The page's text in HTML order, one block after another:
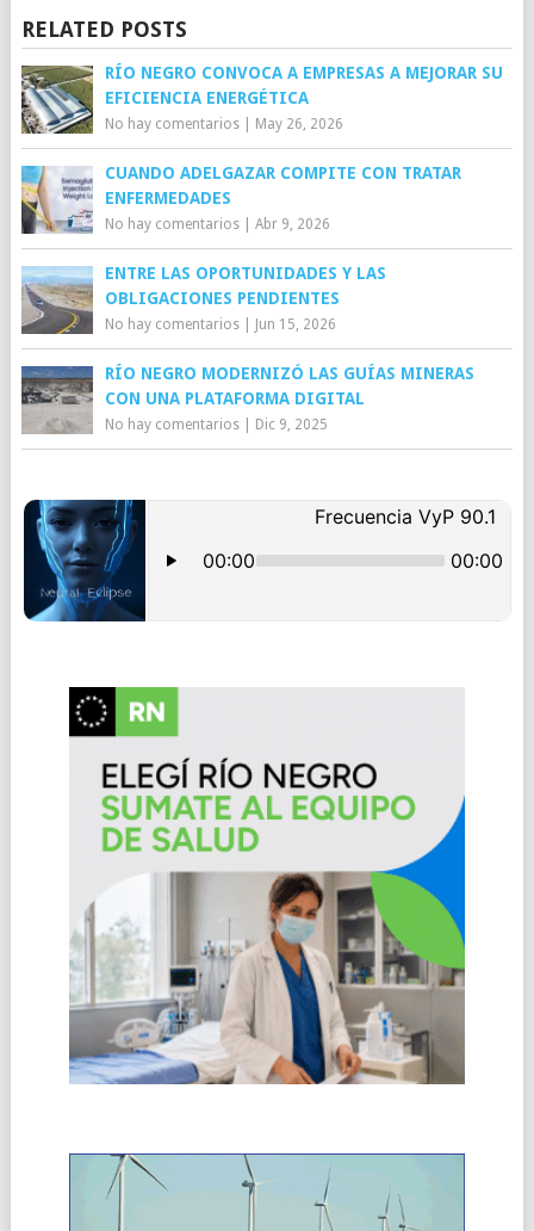
RELATED POSTS
RÍO NEGRO CONVOCA A EMPRESAS A MEJORAR SU
EFICIENCIA ENERGÉTICA
No hay comentarios| May 26, 2026
CUANDO ADELGAZAR COMPITE CON TRATAR
ENFERMEDADES
No hay comentarios| Abr 9, 2026
ENTRE LAS OPORTUNIDADES Y LAS
OBLIGACIONES PENDIENTES
No hay comentarios| Jun 15, 2026
RÍO NEGRO MODERNIZÓ LAS GUÍAS MINERAS
CON UNA PLATAFORMA DIGITAL
No hay comentarios| Dic 9, 2025